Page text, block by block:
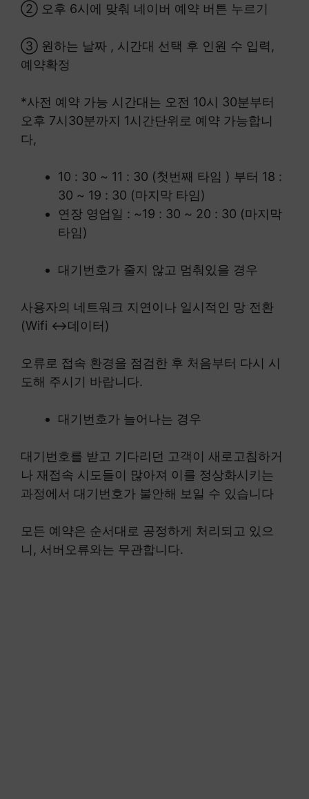
② 오후 6시에 맞춰 네이버 예약 버튼 누르기
③ 원하는 날짜 , 시간대 선택 후 인원 수 입력,
예약확정
*사전 예약 가능 시간대는 오전 10시 30분부터
오후 7시30분까지 1시간단위로 예약 가능합니
다,
10 : 30 ~ 11 : 30 (첫번째 타임 ) 부터 18 :
30 ~ 19 : 30 (마지막 타임)
연장 영업일 : ~19 : 30 ~ 20 : 30 (마지막
타임)
대기번호가 줄지 않고 멈춰있을 경우
사용자의 네트워크 지연이나 일시적인 망 전환
(Wifi ↔데이터)
오류로 접속 환경을 점검한 후 처음부터 다시 시
도해 주시기 바랍니다.
대기번호가 늘어나는 경우
대기번호를 받고 기다리던 고객이 새로고침하거
나 재접속 시도들이 많아져 이를 정상화시키는
과정에서 대기번호가 불안해 보일 수 있습니다
모든 예약은 순서대로 공정하게 처리되고 있으
니, 서버오류와는 무관합니다.